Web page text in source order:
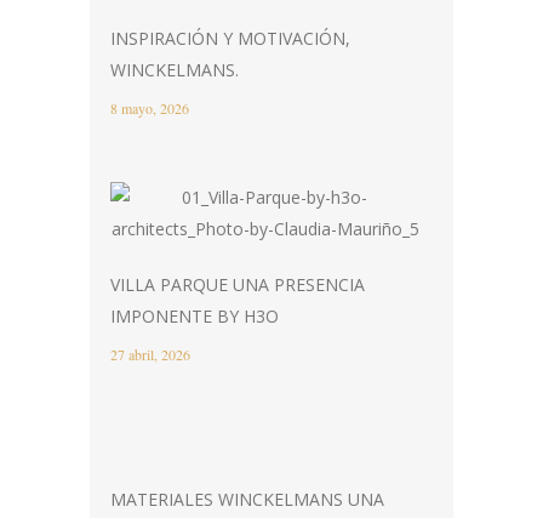
INSPIRACIÓN Y MOTIVACIÓN,
WINCKELMANS.
8 mayo, 2026
VILLA PARQUE UNA PRESENCIA
IMPONENTE BY H3O
27 abril, 2026
MATERIALES WINCKELMANS UNA